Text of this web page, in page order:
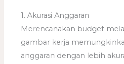
1. Akurasi Anggaran
Merencanakan budget
gambar kerja
anggaran dengan lebih